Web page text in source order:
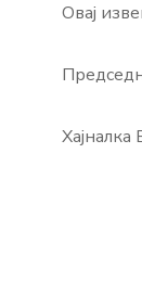
Овај
Хајналка